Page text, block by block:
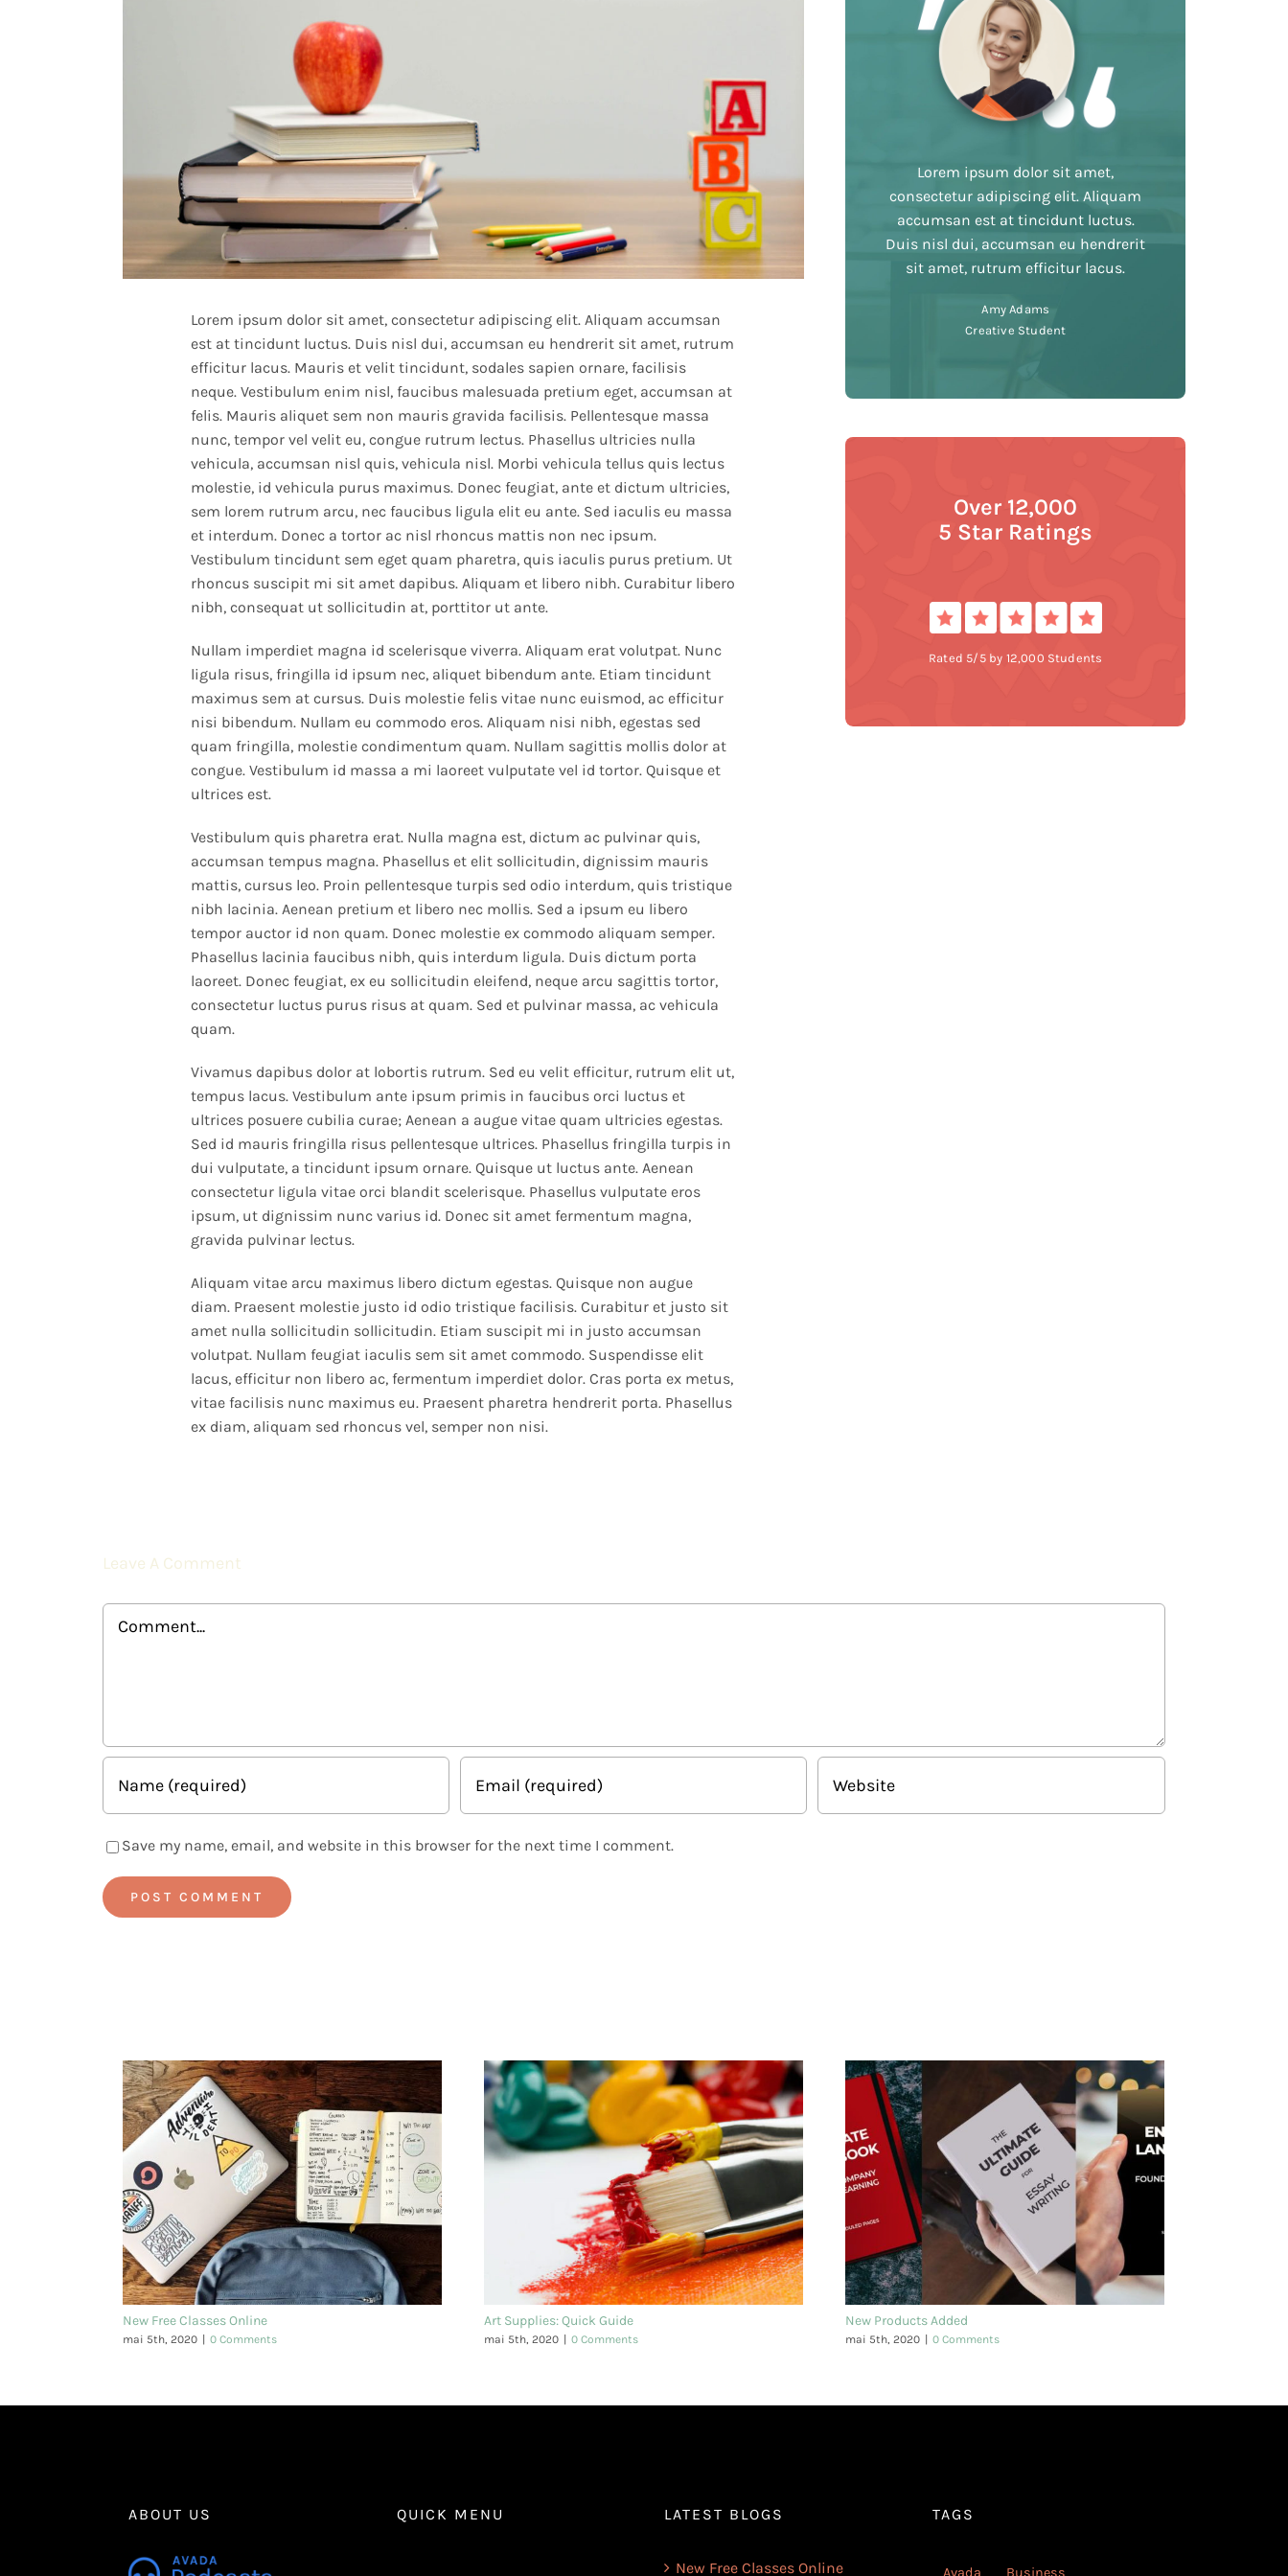
Lorem ipsum dolor sit amet, consectetur adipiscing elit. Aliquam accumsan
est at tincidunt luctus. Duis nisl dui, accumsan eu hendrerit sit amet, rutrum
efficitur lacus. Mauris et velit tincidunt, sodales sapien ornare, facilisis
neque. Vestibulum enim nisl, faucibus malesuada pretium eget, accumsan at
felis. Mauris aliquet sem non mauris gravida facilisis. Pellentesque massa
nunc, tempor vel velit eu, congue rutrum lectus. Phasellus ultricies nulla
vehicula, accumsan nisl quis, vehicula nisl. Morbi vehicula tellus quis lectus
molestie, id vehicula purus maximus. Donec feugiat, ante et dictum ultricies,
sem lorem rutrum arcu, nec faucibus ligula elit eu ante. Sed iaculis eu massa
et interdum. Donec a tortor ac nisl rhoncus mattis non nec ipsum.
Vestibulum tincidunt sem eget quam pharetra, quis iaculis purus pretium. Ut
rhoncus suscipit mi sit amet dapibus. Aliquam et libero nibh. Curabitur libero
nibh, consequat ut sollicitudin at, porttitor ut ante.
Nullam imperdiet magna id scelerisque viverra. Aliquam erat volutpat. Nunc
ligula risus, fringilla id ipsum nec, aliquet bibendum ante. Etiam tincidunt
maximus sem at cursus. Duis molestie felis vitae nunc euismod, ac efficitur
nisi bibendum. Nullam eu commodo eros. Aliquam nisi nibh, egestas sed
quam fringilla, molestie condimentum quam. Nullam sagittis mollis dolor at
congue. Vestibulum id massa a mi laoreet vulputate vel id tortor. Quisque et
ultrices est.
Vestibulum quis pharetra erat. Nulla magna est, dictum ac pulvinar quis,
accumsan tempus magna. Phasellus et elit sollicitudin, dignissim mauris
mattis, cursus leo. Proin pellentesque turpis sed odio interdum, quis tristique
nibh lacinia. Aenean pretium et libero nec mollis. Sed a ipsum eu libero
tempor auctor id non quam. Donec molestie ex commodo aliquam semper.
Phasellus lacinia faucibus nibh, quis interdum ligula. Duis dictum porta
laoreet. Donec feugiat, ex eu sollicitudin eleifend, neque arcu sagittis tortor,
consectetur luctus purus risus at quam. Sed et pulvinar massa, ac vehicula
quam.
Vivamus dapibus dolor at lobortis rutrum. Sed eu velit efficitur, rutrum elit ut,
tempus lacus. Vestibulum ante ipsum primis in faucibus orci luctus et
ultrices posuere cubilia curae; Aenean a augue vitae quam ultricies egestas.
Sed id mauris fringilla risus pellentesque ultrices. Phasellus fringilla turpis in
dui vulputate, a tincidunt ipsum ornare. Quisque ut luctus ante. Aenean
consectetur ligula vitae orci blandit scelerisque. Phasellus vulputate eros
ipsum, ut dignissim nunc varius id. Donec sit amet fermentum magna,
gravida pulvinar lectus.
Aliquam vitae arcu maximus libero dictum egestas. Quisque non augue
diam. Praesent molestie justo id odio tristique facilisis. Curabitur et justo sit
amet nulla sollicitudin sollicitudin. Etiam suscipit mi in justo accumsan
volutpat. Nullam feugiat iaculis sem sit amet commodo. Suspendisse elit
lacus, efficitur non libero ac, fermentum imperdiet dolor. Cras porta ex metus,
vitae facilisis nunc maximus eu. Praesent pharetra hendrerit porta. Phasellus
ex diam, aliquam sed rhoncus vel, semper non nisi.
Lorem ipsum dolor sit amet,
consectetur adipiscing elit. Aliquam
accumsan est at tincidunt luctus.
Duis nisl dui, accumsan eu hendrerit
sit amet, rutrum efficitur lacus.
Amy Adams
Creative Student
Over 12,000
5 Star Ratings
Rated 5/5 by 12,000 Students
Leave A Comment
Save my name, email, and website in this browser for the next time I comment.
New Free Classes Online
mai 5th, 2020 0 Comments
Art Supplies: Quick Guide
mai 5th, 2020 0 Comments
New Products Added
mai 5th, 2020 0 Comments
ABOUT US QUICK MENU LATEST BLOGS
New Free Classes Online
TAGS